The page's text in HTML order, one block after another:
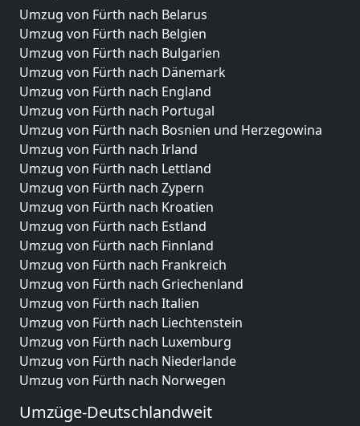
Umzug von Fürth nach Belarus
Umzug von Fürth nach Belgien
Umzug von Fürth nach Bulgarien
Umzug von Fürth nach Dänemark
Umzug von Fürth nach England
Umzug von Fürth nach Portugal
Umzug von Fürth nach Bosnien und Herzegowina
Umzug von Fürth nach Irland
Umzug von Fürth nach Lettland
Umzug von Fürth nach Zypern
Umzug von Fürth nach Kroatien
Umzug von Fürth nach Estland
Umzug von Fürth nach Finnland
Umzug von Fürth nach Frankreich
Umzug von Fürth nach Griechenland
Umzug von Fürth nach Italien
Umzug von Fürth nach Liechtenstein
Umzug von Fürth nach Luxemburg
Umzug von Fürth nach Niederlande
Umzug von Fürth nach Norwegen
Umzüge-Deutschlandweit